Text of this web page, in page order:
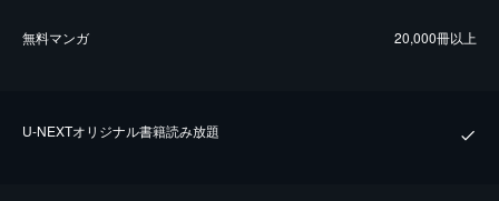
無料マンガ 20,000冊以上
U-NEXTオリジナル書籍読み放題